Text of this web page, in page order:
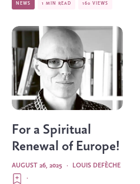
NEWS 1 MIN READ 160 VIEWS
For a Spiritual
Renewal of Europe!
LOUIS DEFÈCHE
·
AUGUST 26, 2025
·